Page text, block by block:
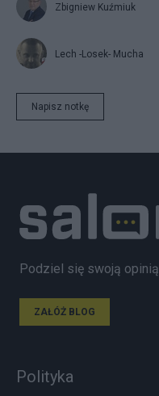
Zbigniew Kuźmiuk
Lech -Losek- Mucha
Napisz notkę
Podziel się swoją opinią
ZAŁÓŻ BLOG
Polityka